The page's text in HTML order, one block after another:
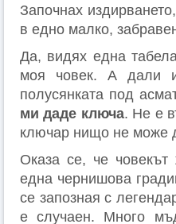
Започнах
в едно малко,
Да, видях една
моя човек. А дали
полусянката под
ми даде ключа. Не е
ключар нищо не може
Оказа се, че
една чернишова
се запозная с
е случаен. Много